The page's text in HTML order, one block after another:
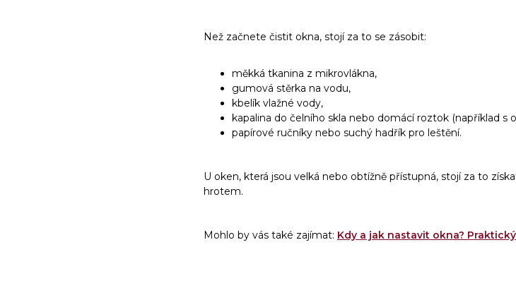
Než začnete čistit okna, stojí za to se zásobit:
měkká tkanina z mikrovlákna,
gumová stěrka na vodu,
kbelík vlažné vody,
kapalina do čelního skla nebo domácí roztok (například s
papírové ručníky nebo suchý hadřík pro leštění.
U oken, která jsou velká nebo obtížně přístupná, stojí za to
hrotem.
Mohlo by vás také zajímat: Kdy a jak nastavit okna?